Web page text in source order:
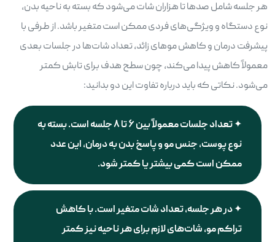
هر جلسه شامل صدها تا هزاران شات می‌شود که بسته به ناحیه بدن،
نوع دستگاه و ویژگی‌های فردی ممکن است متغیر باشد. از طرفی با
پیشرفت درمان و کاهش موهای زائد، تعداد شات‌ها در جلسات بعدی
معمولاً کاهش پیدا می‌کند، چون سطح هدف برای تابش کمتر
می‌شود. نکاتی که باید درباره تفاوت این دو بدانید:
تعداد جلسات معمولاً بین۶تا۸جلسه است.بسته به
نوع پوست، جنس مو و پاسخ بدن به درمان، این عدد
ممکن است کمی بیشتر یا کمتر شود.
در هر جلسه، تعداد شات متغیر است. با کاهش
تراکم مو، شات‌های لازم برای هر ناحیه نیز کمتر